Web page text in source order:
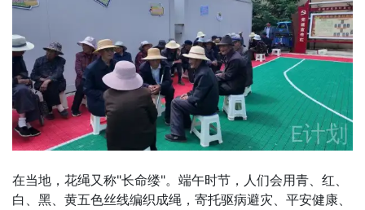
在当地，花绳又称"长命缕"。端午时节，人们会用青、红、
白、黑、黄五色丝线编织成绳，寄托驱病避灾、平安健康、